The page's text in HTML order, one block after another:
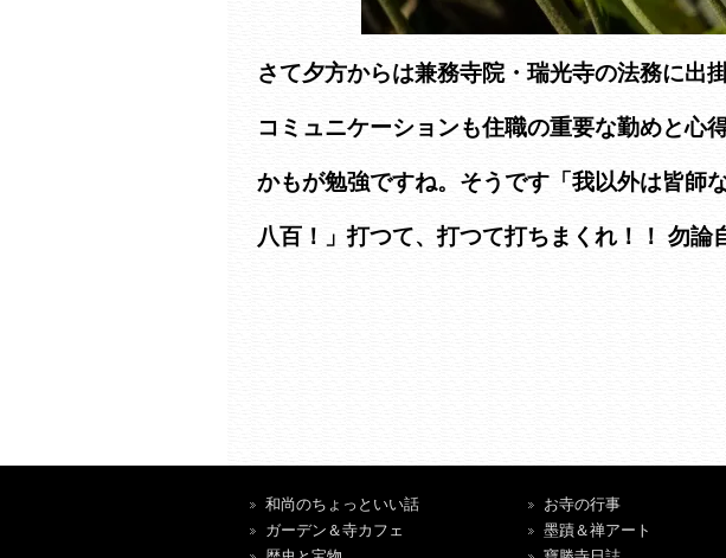
さて夕方からは兼務寺院・瑞光寺の法務に出
コミュニケーションも住職の重要な勤めと心
かもが勉強ですね。そうです「我以外は皆
八百！」打つて、打つて打ちまくれ！！ 勿論
和尚のちょっといい話
ガーデン＆寺カフェ
お寺の行事
墨蹟＆禅アート